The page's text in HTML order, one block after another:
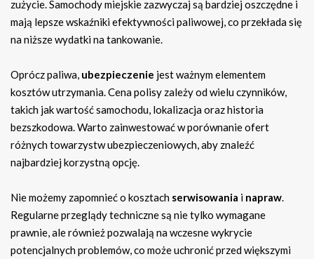
zużycie. Samochody miejskie zazwyczaj są bardziej oszczędne i
mają lepsze wskaźniki efektywności paliwowej, co przekłada się
na niższe wydatki na tankowanie.
Oprócz paliwa, ubezpieczenie jest ważnym elementem
kosztów utrzymania. Cena polisy zależy od wielu czynników,
takich jak wartość samochodu, lokalizacja oraz historia
bezszkodowa. Warto zainwestować w porównanie ofert
różnych towarzystw ubezpieczeniowych, aby znaleźć
najbardziej korzystną opcję.
Nie możemy zapomnieć o kosztach serwisowania i napraw.
Regularne przeglądy techniczne są nie tylko wymagane
prawnie, ale również pozwalają na wczesne wykrycie
potencjalnych problemów, co może uchronić przed większymi